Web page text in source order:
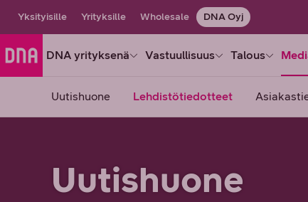
Yksityisille Yrityksille Wholesale DNA Oyj
DNA yrityksenä Vastuullisuus Talous
Uutishuone Lehdistötiedotteet
Uutishuone